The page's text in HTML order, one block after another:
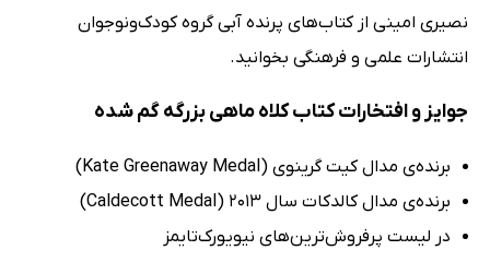
نصیری امینی از کتاب‌های پرنده آبی گروه کودک‌ونوجوان
انتشارات علمی و فرهنگی بخوانید.
جوایز و افتخارات کتاب کلاه ماهی بزرگه گم شده
برنده‌ی مدال کیت گرینوی (Kate Greenaway Medal)
برنده‌ی مدال کالدکات سال 2013 (Caldecott Medal)
در لیست پرفروش‌ترین‌های نیویورک‌تایمز